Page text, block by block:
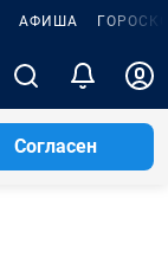
АФИША
Согласен